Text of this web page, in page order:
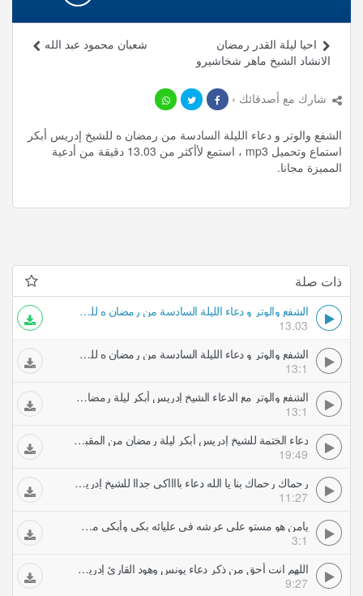
شعبان محمود عبد الله
احيا ليلة القدر رمضان
الانشاد الشيخ ماهر شخاشيرو
شارك مع أصدقائك ›
الشفع والوتر و دعاء الليلة السادسة من رمضان ه للشيخ إدريس أبكر
استماع وتحميل mp3 ، استمع لأأكثر من 13.03 دقيقة من أدعية
المميزة مجانا.
ذات صلة
الشفع والوتر و دعاء الليلة السادسة من رمضان ه للشيخ إدريس أبكر
13.03
الشفع والوتر و دعاء الليلة السادسة من رمضان ه للشيخ إدريس أبكر
13:1
الشفع والوتر مع الدعاء الشيخ إدريس أبكر ليلة رمضان ه
13:1
دعاء الختمة للشيخ إدريس أبكر ليلة رمضان من المقبول منا فنهنيه خاشع جدا
19:49
رحماك رحماك بنا يا الله دعاء بااااكى جداا للشيخ إدريس أبكر ليلة رمضان بكى وأبكى
11:27
يامن هو مستو على عرشه في عليائه بكى وأبكى من خلفه دعاء الليلة للشيخ ناصر القطامي
3:1
اللهم انت أحق من ذكر دعاء يونس وهود القارئ إدريس أبكر Idrees Abkar
9:27